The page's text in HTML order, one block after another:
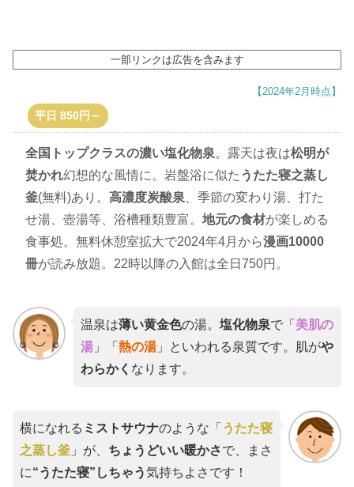
一部リンクは広告を含みます
【2024年2月時点】
平日 850円～
全国トップクラスの濃い塩化物泉。露天は夜は松明が
焚かれ幻想的な風情に。岩盤浴に似た うたた寝之蒸し
釜(無料)あり。 高濃度炭酸泉、季節の変わり湯、打た
せ湯、壺湯等、浴槽種類豊富。 地元の食材が楽しめる
食事処。無料休憩室拡大で2024年4月から漫画10000
冊が読み放題。22時以降の入館は全日750円。
温泉は薄い黄金色の湯。 塩化物泉で「 美肌の
湯」「 熱の湯」といわれる泉質です。肌がや
わらかく なります。
横になれる ミストサウナのような「 うたた寝
之蒸し釜 」が、 ちょうどいい暖かさで、まさ
に“うたた寝”しちゃう気持ちよさです！